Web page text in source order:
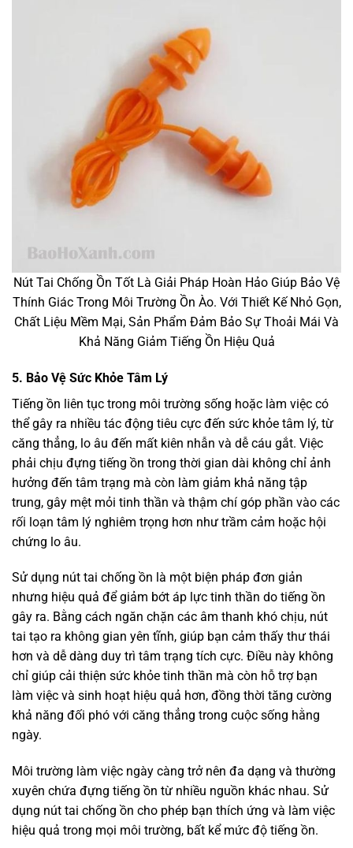
Nút Tai Chống Ồn Tốt Là Giải Pháp Hoàn Hảo Giúp Bảo Vệ
Thính Giác Trong Môi Trường Ồn Ào. Với Thiết Kế Nhỏ Gọn,
Chất Liệu Mềm Mại, Sản Phẩm Đảm Bảo Sự Thoải Mái Và
Khả Năng Giảm Tiếng Ồn Hiệu Quả
5. Bảo Vệ Sức Khỏe Tâm Lý
Tiếng ồn liên tục trong môi trường sống hoặc làm việc có
thể gây ra nhiều tác động tiêu cực đến sức khỏe tâm lý, từ
căng thẳng, lo âu đến mất kiên nhẫn và dễ cáu gắt. Việc
phải chịu đựng tiếng ồn trong thời gian dài không chỉ ảnh
hưởng đến tâm trạng mà còn làm giảm khả năng tập
trung, gây mệt mỏi tinh thần và thậm chí góp phần vào các
rối loạn tâm lý nghiêm trọng hơn như trầm cảm hoặc hội
chứng lo âu.
Sử dụng nút tai chống ồn là một biện pháp đơn giản
nhưng hiệu quả để giảm bớt áp lực tinh thần do tiếng ồn
gây ra. Bằng cách ngăn chặn các âm thanh khó chịu, nút
tai tạo ra không gian yên tĩnh, giúp bạn cảm thấy thư thái
hơn và dễ dàng duy trì tâm trạng tích cực. Điều này không
chỉ giúp cải thiện sức khỏe tinh thần mà còn hỗ trợ bạn
làm việc và sinh hoạt hiệu quả hơn, đồng thời tăng cường
khả năng đối phó với căng thẳng trong cuộc sống hằng
ngày.
Môi trường làm việc ngày càng trở nên đa dạng và thường
xuyên chứa đựng tiếng ồn từ nhiều nguồn khác nhau. Sử
dụng nút tai chống ồn cho phép bạn thích ứng và làm việc
hiệu quả trong mọi môi trường, bất kể mức độ tiếng ồn.